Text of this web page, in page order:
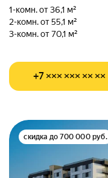
1-комн. от 36,1 м²
2-комн. от 55,1 м²
3-комн. от 70,1 м²
+7 ××× ××× ×× ××
скидка до 700 000 руб.